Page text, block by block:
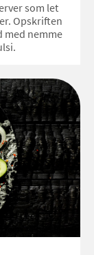
som let
Opskriften
med nemme